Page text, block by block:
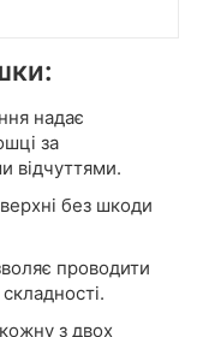
надає
за
відчуттями.
без шкоди
проводити
з двох